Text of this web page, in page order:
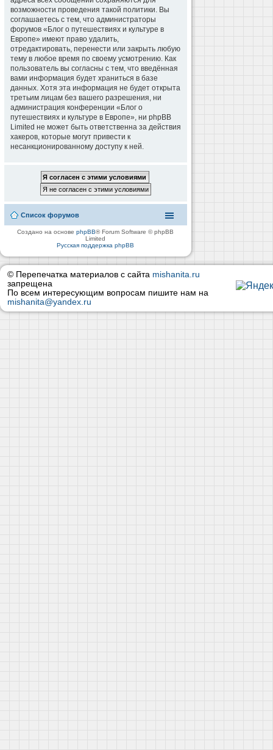
возможности проведения такой политики. Вы
соглашаетесь с тем, что администраторы
форумов «Блог о путешествиях и культуре в
Европе» имеют право удалить,
отредактировать, перенести или закрыть любую
тему в любое время по своему усмотрению. Как
пользователь вы согласны с тем, что введённая
вами информация будет храниться в базе
данных. Хотя эта информация не будет открыта
третьим лицам без вашего разрешения, ни
администрация конференции «Блог о
путешествиях и культуре в Европе», ни phpBB
Limited не может быть ответственна за действия
хакеров, которые могут привести к
несанкционированному доступу к ней.
Список форумов
Создано на основеphpBB® Forum Software © phpBB
Limited
Русская поддержка phpBB
© Перепечатка материалов с сайта mishanita.ru
запрещена
По всем интересующим вопросам пишите нам на
mishanita@yandex.ru